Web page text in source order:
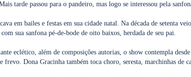
tarde passou para o pandeiro, mas logo se interessou pela
em bailes e festas em sua cidade natal. Na década de setenta
sua sanfona pé-de-bode de oito baixos, herdada de seu pai.
eclético, além de composições autorias, o show contempla
frevo. Dona Gracinha também toca choro, seresta, marchinhas de